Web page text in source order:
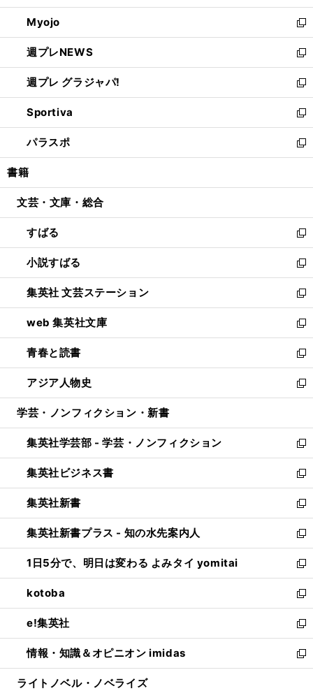
開
く
ウ
で
開
く
ン
ド
ウ
で
開
く
ウ
ィ
ン
ド
ウ
で
開
く
Myojo
新
し
い
ウ
ィ
ン
ド
ウ
で
開
週プレNEWS
新
し
い
ウ
ィ
ン
ド
ウ
開
週プレ グラジャパ!
新
し
い
ウ
ィ
ン
ウ
開
く
Sportiva
新
し
い
ウ
ン
ウ
で
開
く
パラスポ
新
し
ウ
ン
ド
ウ
で
開
く
書籍
文芸・文庫・総合
すばる
新
し
い
ウ
ィ
ン
ド
ウ
で
開
く
小説すばる
新
し
い
ウ
ィ
ン
ド
ウ
で
開
集英社 文芸ステーション
新
し
い
ウ
ィ
ン
ド
ウ
開
く
web 集英社文庫
新
し
い
ウ
ィ
ン
ウ
で
開
く
青春と読書
新
し
い
ウ
ン
ド
ウ
で
開
く
アジア人物史
新
し
ウ
ィ
ン
ド
ウ
で
開
く
学芸・ノンフィクション・新書
集英社学芸部 - 学芸・ノンフィクション
新
し
い
ウ
ィ
ン
ド
ウ
で
開
く
集英社ビジネス書
新
し
い
ウ
ィ
ン
ド
ウ
で
開
く
集英社新書
新
し
い
ウ
ィ
ン
ド
ウ
で
開
く
集英社新書プラス - 知の水先案内人
新
し
い
ウ
ィ
ン
ド
ウ
で
開
1日5分で、明日は変わる よみタイ yomitai
新
し
い
ウ
ィ
ン
ド
ウ
kotoba
新
し
い
ウ
ィ
ン
e!集英社
新
し
い
ウ
情報・知識＆オピニオン imidas
新
し
ライトノベル・ノベライズ